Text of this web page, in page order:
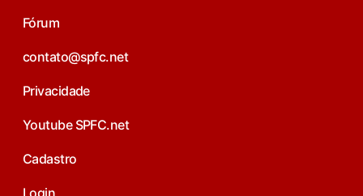
Fórum
contato@spfc.net
Privacidade
Youtube SPFC.net
Cadastro